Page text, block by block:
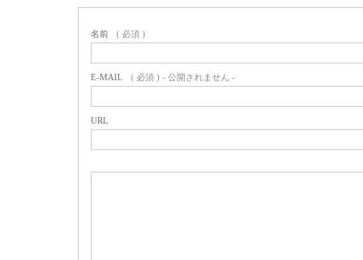
名前 ( 必須 )
E-MAIL ( 必須 ) - 公開されません -
URL